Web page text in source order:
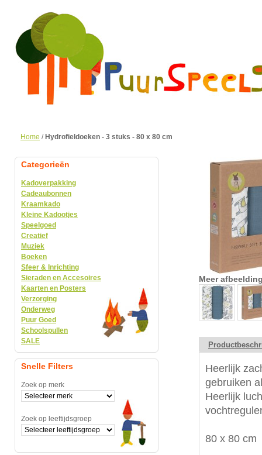
Home / Hydrofieldoeken - 3 stuks - 80 x 80 cm
Meer
Heerlijk
gebruiken
Heerlijk
80 x 80 cm
Categorieën
Kadoverpakking
Cadeaubonnen
Kraamkado
Kleine Kadootjes
Speelgoed
Creatief
Muziek
Boeken
Sfeer & Inrichting
Sieraden en Accesoires
Kaarten en Posters
Verzorging
Onderweg
Puur Goed
Schoolspullen
SALE
Snelle Filters
Zoek op merk
Zoek op leeftijdsgroep